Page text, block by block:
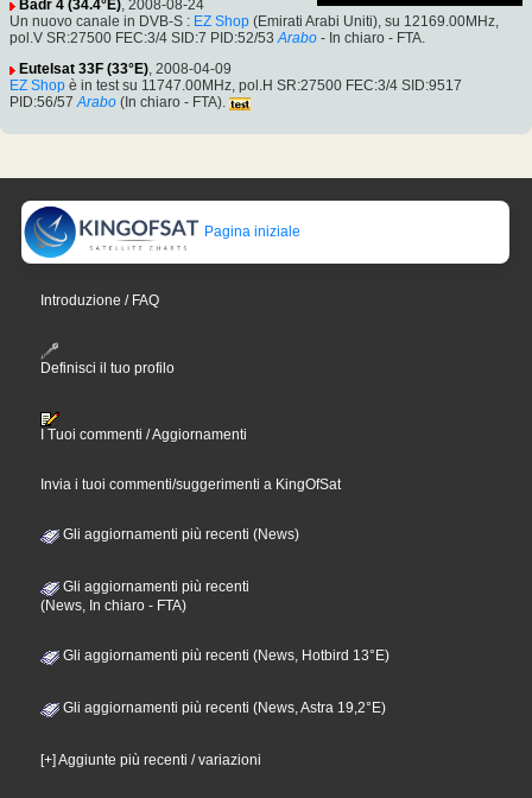
Badr 4 (34.4°E), 2008-08-24
Un nuovo canale in DVB-S : EZ Shop (Emirati Arabi Uniti), su 12169.00MHz,
pol.V SR:27500 FEC:3/4 SID:7 PID:52/53 Arabo - In chiaro - FTA.
Eutelsat 33F (33°E), 2008-04-09
EZ Shop è in test su 11747.00MHz, pol.H SR:27500 FEC:3/4 SID:9517
PID:56/57 Arabo (In chiaro - FTA).
Pagina iniziale
Introduzione / FAQ
Definisci il tuo profilo
I Tuoi commenti / Aggiornamenti
Invia i tuoi commenti/suggerimenti a KingOfSat
Gli aggiornamenti più recenti (News)
Gli aggiornamenti più recenti
(News, In chiaro - FTA)
Gli aggiornamenti più recenti (News, Hotbird 13°E)
Gli aggiornamenti più recenti (News, Astra 19,2°E)
[+] Aggiunte più recenti / variazioni